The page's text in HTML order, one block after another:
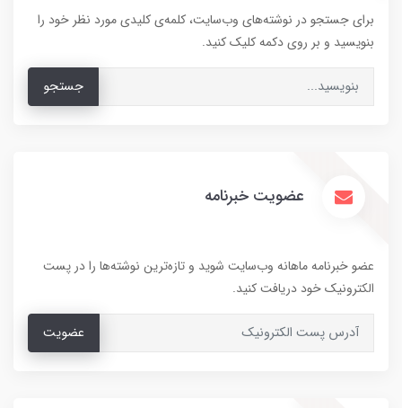
برای جستجو در نوشته‌های وب‌سایت، کلمه‌ی کلیدی مورد نظر خود را
بنویسید و بر روی دکمه کلیک کنید.
جستجو
عضویت خبرنامه
عضو خبرنامه ماهانه وب‌سایت شوید و تازه‌ترین نوشته‌ها را در پست
الکترونیک خود دریافت کنید.
عضویت